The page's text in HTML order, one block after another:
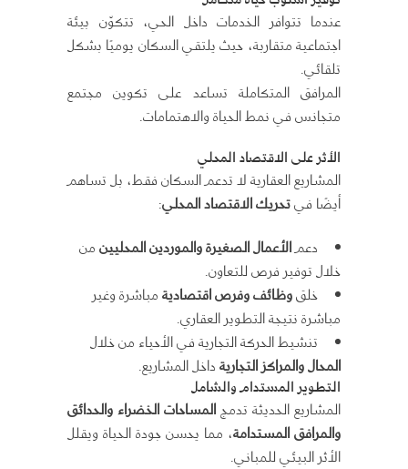
عندما تتوافر الخدمات داخل الحي، تتكوّن بيئة
اجتماعية متقاربة، حيث يلتقي السكان يوميًا بشكل
تلقائي.
المرافق المتكاملة تساعد على تكوين مجتمع
متجانس في نمط الحياة والاهتمامات.
الأثر على الاقتصاد المحلي
المشاريع العقارية لا تدعم السكان فقط، بل تساهم
أيضًا فيتحريك الاقتصاد المحلي:
دعمالأعمال الصغيرة والموردين المحليينمن
خلال توفير فرص للتعاون.
خلقوظائف وفرص اقتصاديةمباشرة وغير
مباشرة نتيجة التطوير العقاري.
تنشيط الحركة التجارية في الأحياء من خلال
المحال والمراكز التجاريةداخل المشاريع.
التطوير المستدام والشامل
المشاريع الحديثة تدمجالمساحات الخضراء والحدائق
والمرافق المستدامة، مما يحسن جودة الحياة ويقلل
الأثر البيئي للمباني.